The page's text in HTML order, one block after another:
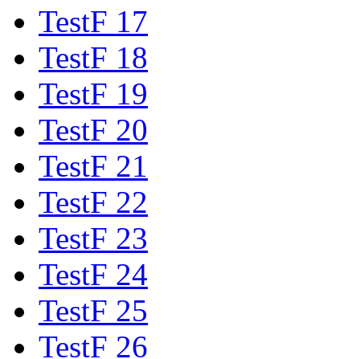
TestF 17
TestF 18
TestF 19
TestF 20
TestF 21
TestF 22
TestF 23
TestF 24
TestF 25
TestF 26